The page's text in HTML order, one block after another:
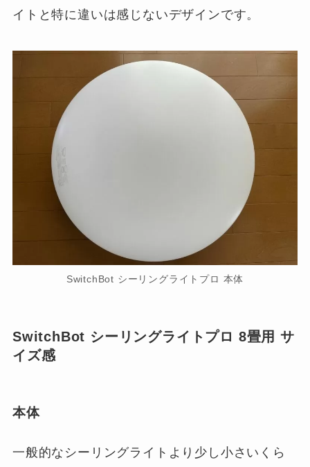
イトと特に違いは感じないデザインです。
SwitchBot シーリングライトプロ 本体
SwitchBot シーリングライトプロ 8畳用 サ
イズ感
本体
一般的なシーリングライトより少し小さいくら